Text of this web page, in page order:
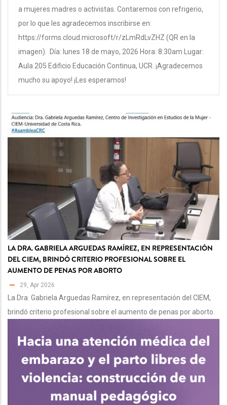
a mujeres madres o activistas. Contaremos con refrigerio,
por lo que les agradecemos inscribirse en:
https://forms.cloud.microsoft/r/zLmRdLvZHZ (QR en la
imagen). Día: lunes 18 de mayo, 2026 Hora: 8:30am Lugar:
Aula 205 Edificio Educación Continua, UCR. ¡Agradecemos
mucho su apoyo! ¡Les esperamos!
LA DRA. GABRIELA ARGUEDAS RAMÍREZ, EN REPRESENTACIÓN
DEL CIEM, BRINDÓ CRITERIO PROFESIONAL SOBRE EL
AUMENTO DE PENAS POR ABORTO
29, Apr 2026
La Dra. Gabriela Arguedas Ramírez, en representación del CIEM,
brindó criterio profesional sobre el aumento de penas por aborto.